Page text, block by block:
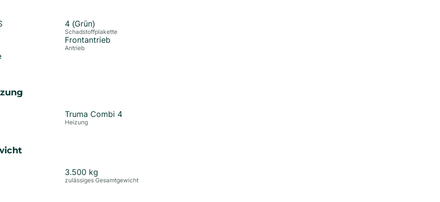
4 (Grün)
Schadstoffplakette
Frontantrieb
Antrieb
Truma Combi 4
Heizung
3.500 kg
zulässiges Gesamtgewicht